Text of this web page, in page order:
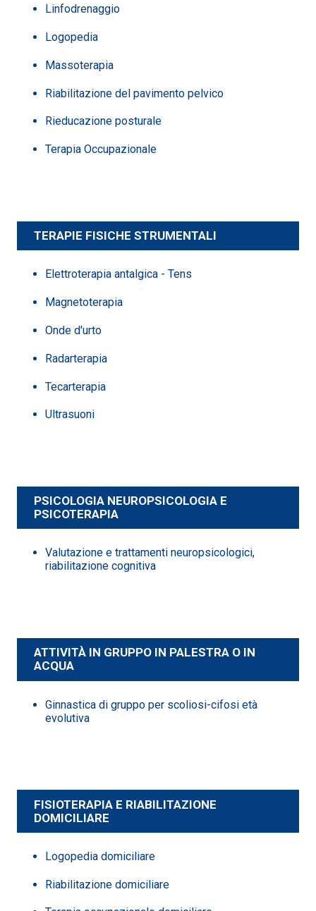
Linfodrenaggio
Logopedia
Massoterapia
Riabilitazione del pavimento pelvico
Rieducazione posturale
Terapia Occupazionale
TERAPIE FISICHE STRUMENTALI
Elettroterapia antalgica - Tens
Magnetoterapia
Onde d'urto
Radarterapia
Tecarterapia
Ultrasuoni
PSICOLOGIA NEUROPSICOLOGIA E
PSICOTERAPIA
Valutazione e trattamenti neuropsicologici,
riabilitazione cognitiva
ATTIVITÀ IN GRUPPO IN PALESTRA O IN
ACQUA
Ginnastica di gruppo per scoliosi-cifosi età
evolutiva
FISIOTERAPIA E RIABILITAZIONE
DOMICILIARE
Logopedia domiciliare
Riabilitazione domiciliare